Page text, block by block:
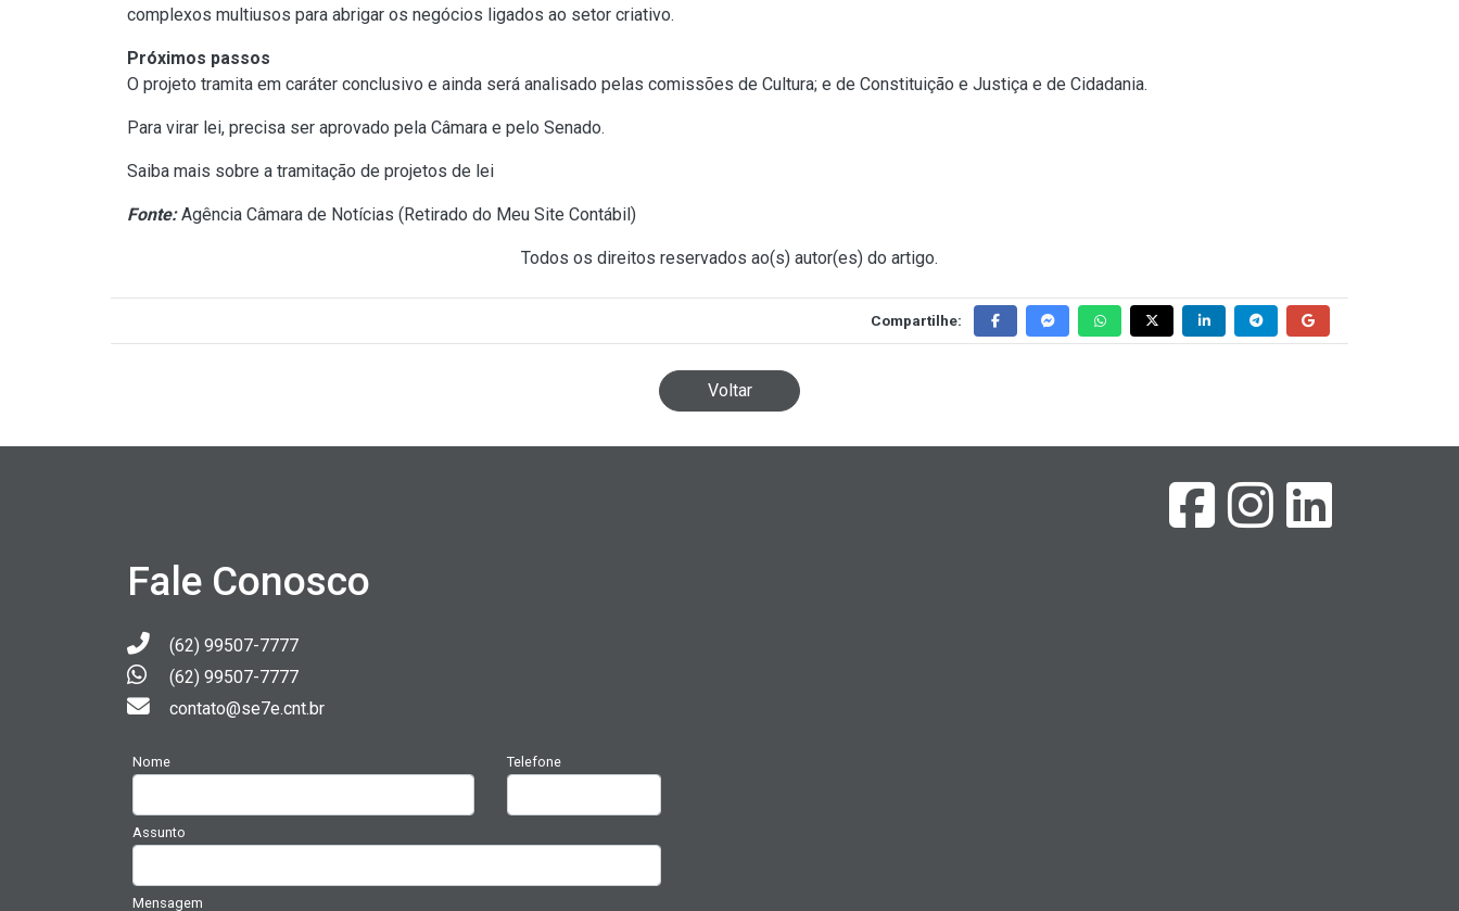
complexos multiusos para abrigar os negócios ligados ao setor criativo.
Próximos passos
O projeto tramita em caráter conclusivo e ainda será analisado pelas comissões de Cultura; e de Constituição e Justiça e de Cidadania.
Para virar lei, precisa ser aprovado pela Câmara e pelo Senado.
Saiba mais sobre a tramitação de projetos de lei
Fonte:Agência Câmara de Notícias (Retirado do Meu Site Contábil)
Todos os direitos reservados ao(s) autor(es) do artigo.
Compartilhe:
Voltar
Fale Conosco
(62) 99507-7777
(62) 99507-7777
contato@se7e.cnt.br
Nome Telefone
Assunto
Mensagem